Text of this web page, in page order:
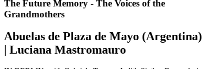
The Future Memory - The Voices of the
Grandmothers
Abuelas de Plaza de Mayo (Argentina)
| Luciana Mastromauro